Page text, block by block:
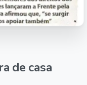
de casa